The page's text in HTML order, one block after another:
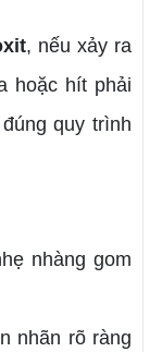
, nếu xảy ra
hoặc hít phải
quy trình
nhàng gom
nhãn rõ ràng